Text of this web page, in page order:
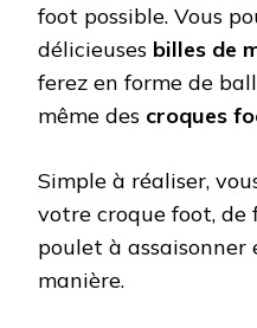
foot possible. Vous
délicieuses billes de
ferez en forme de
même des croques
Simple à réaliser,
votre croque foot, de
poulet à
manière.